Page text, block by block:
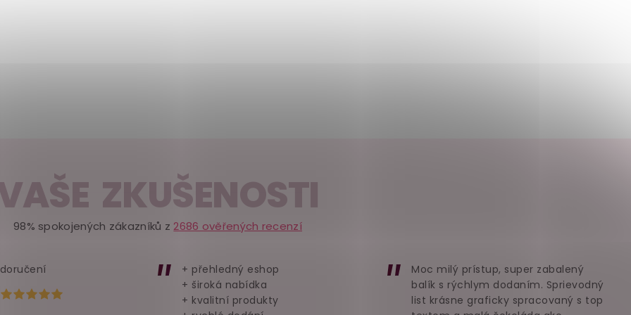
ZKUŠENOSTI
98% spokojených zákazníků z2686 ověřených recenzí
Hodnocení obchodu je 5 z 5 hvězdiček.
+ přehledný eshop
+ široká nabídka
+ kvalitní produkty
Moc milý prístup, super zabalený
balík s rýchlym dodaním. Sprievodný
list krásne graficky spracovaný s top